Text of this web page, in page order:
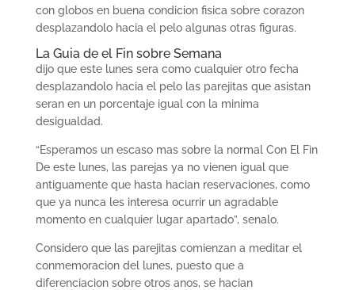
con globos en buena condicion fisica sobre corazon
desplazandolo hacia el pelo algunas otras figuras.
La Guia de el Fin sobre Semana
dijo que este lunes sera como cualquier otro fecha
desplazandolo hacia el pelo las parejitas que asistan
seran en un porcentaje igual con la minima
desigualdad.
“Esperamos un escaso mas sobre la normal Con El Fin
De este lunes, las parejas ya no vienen igual que
antiguamente que hasta hacian reservaciones, como
que ya nunca les interesa ocurrir un agradable
momento en cualquier lugar apartado”, senalo.
Considero que las parejitas comienzan a meditar el
conmemoracion del lunes, puesto que a
diferenciacion sobre otros anos, se hacian